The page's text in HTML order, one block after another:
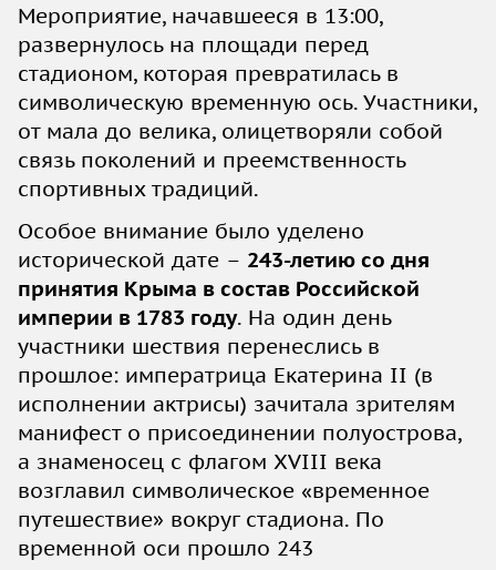
Мероприятие, начавшееся в 13:00,
развернулось на площади перед
стадионом, которая превратилась в
символическую временную ось. Участники,
от мала до велика, олицетворяли собой
связь поколений и преемственность
спортивных традиций.
Особое внимание было уделено
исторической дате – 243-летию со дня
принятия Крыма в состав Российской
империи в 1783 году. На один день
участники шествия перенеслись в
прошлое: императрица Екатерина II (в
исполнении актрисы) зачитала зрителям
манифест о присоединении полуострова,
а знаменосец с флагом XVIII века
возглавил символическое «временное
путешествие» вокруг стадиона. По
временной оси прошло 243